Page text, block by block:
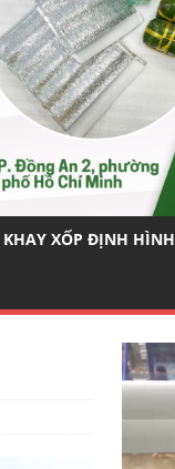
KHAY XỐP ĐỊNH HÌNH